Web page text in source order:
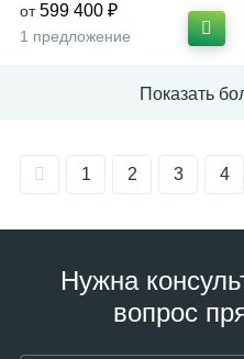
от 599 400 ₽
1 предложение
Показать
1 2 3 4
Нужна
вопрос